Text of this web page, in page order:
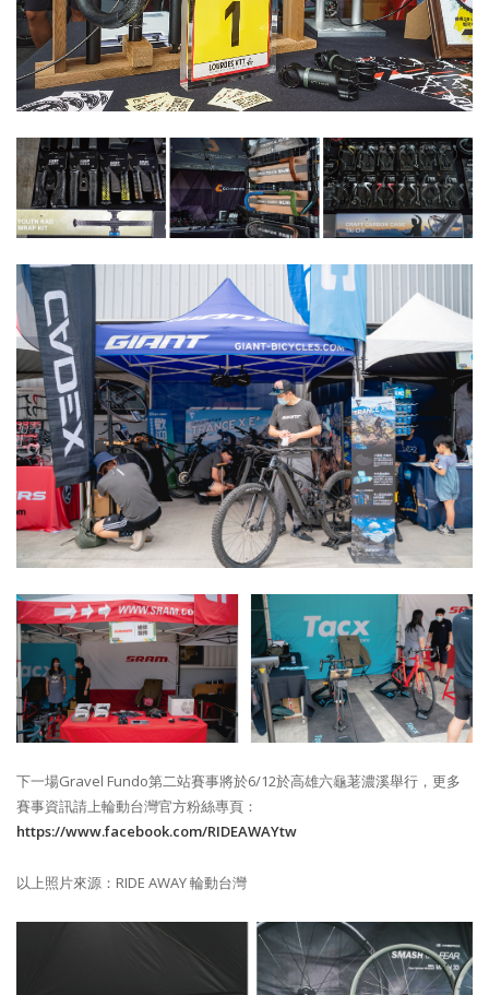
下一場Gravel Fundo第二站賽事將於6/12於高雄六龜荖濃溪舉行，更多
賽事資訊請上輪動台灣官方粉絲專頁：
https://www.facebook.com/RIDEAWAYtw
以上照片來源：RIDE AWAY 輪動台灣